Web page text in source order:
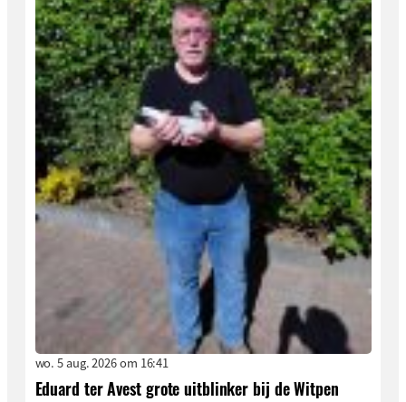
wo. 5 aug. 2026 om 16:41
Eduard ter Avest grote uitblinker bij de Witpen